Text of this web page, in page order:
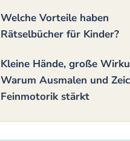
Welche Vorteile haben
Rätselbücher für Kinder?
Kleine Hände, große
Warum Ausmalen und
Feinmotorik stärkt